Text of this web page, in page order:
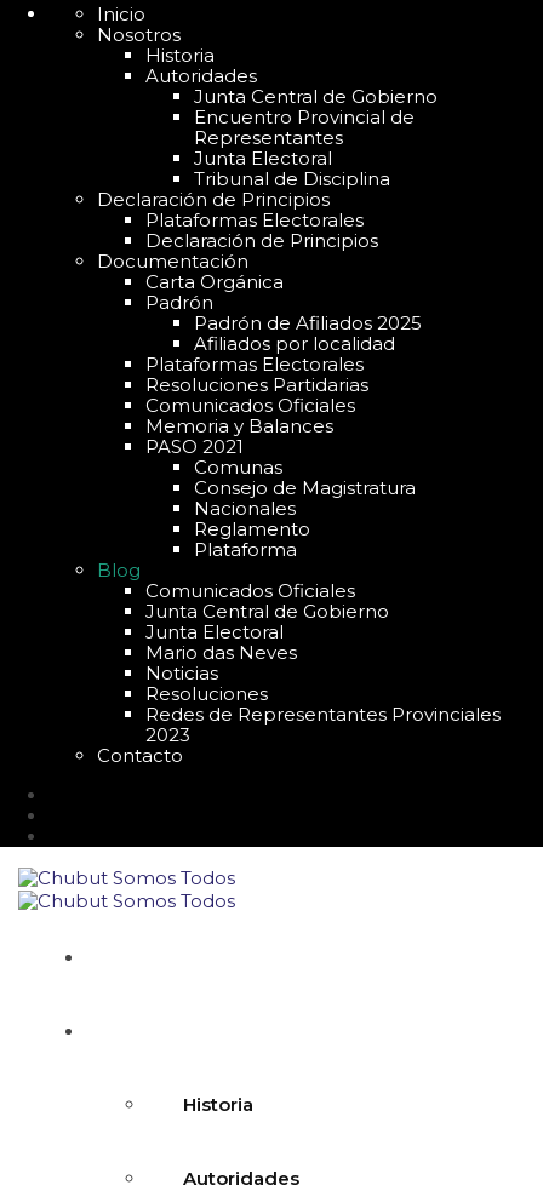
Inicio
Nosotros
Historia
Autoridades
Junta Central de Gobierno
Encuentro Provincial de
Representantes
Junta Electoral
Tribunal de Disciplina
Declaración de Principios
Plataformas Electorales
Declaración de Principios
Documentación
Carta Orgánica
Padrón
Padrón de Afiliados 2025
Afiliados por localidad
Plataformas Electorales
Resoluciones Partidarias
Comunicados Oficiales
Memoria y Balances
PASO 2021
Comunas
Consejo de Magistratura
Nacionales
Reglamento
Plataforma
Blog
Comunicados Oficiales
Junta Central de Gobierno
Junta Electoral
Mario das Neves
Noticias
Resoluciones
Redes de Representantes Provinciales
2023
Contacto
Historia
Autoridades